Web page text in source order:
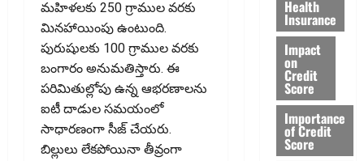
మహిళలకు 250 గ్రాముల వరకు
మినహాయింపు ఉంటుంది.
పురుషులకు 100 గ్రాముల వరకు
బంగారం అనుమతిస్తారు. ఈ
పరిమితుల్లోపు ఉన్న ఆభరణాలను
ఐటీ దాడుల సమయంలో
సాధారణంగా సీజ్ చేయరు.
బిల్లులు లేకపోయినా తీవ్రంగా
Health
Insurance
Impact
on
Credit
Score
Importance
of Credit
Score